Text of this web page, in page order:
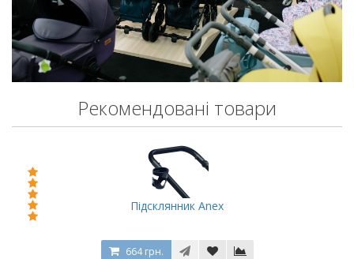
Рекомендовані товари
Підсклянник Anex
664 грн.